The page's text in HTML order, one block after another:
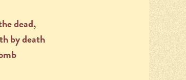
dead,
by death